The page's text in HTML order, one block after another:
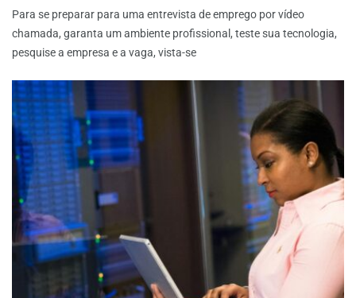
Para se preparar para uma entrevista de emprego por vídeo
chamada, garanta um ambiente profissional, teste sua tecnologia,
pesquise a empresa e a vaga, vista-se